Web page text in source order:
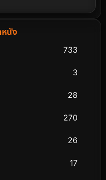
หนัง
733
3
28
270
26
17